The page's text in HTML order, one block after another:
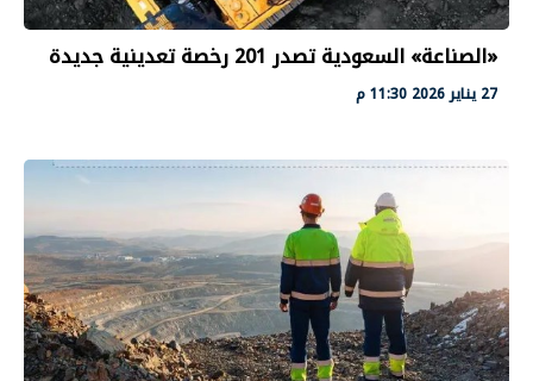
«الصناعة» السعودية تصدر 201 رخصة تعدينية جديدة
27 يناير 2026 11:30 م